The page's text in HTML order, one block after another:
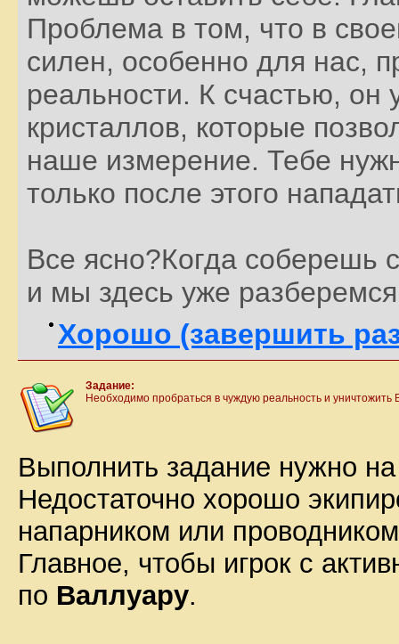
Проблема в том, что в
силен, особенно для нас,
реальности. К счастью, он
кристаллов, которые
наше измерение. Тебе
только после этого
Все ясно?Когда соберешь
и мы здесь уже разберемся
Хорошо (завершить
Задание:
Необходимо пробраться в чуждую реальность и
Выполнить задание нужно
Недостаточно хорошо
напарником или
Главное, чтобы игрок с
по Валлуару.